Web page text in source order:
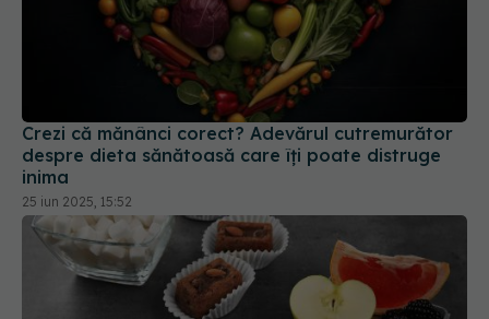
Crezi că mănânci corect? Adevărul cutremurător
despre dieta sănătoasă care îți poate distruge
inima
25 iun 2025, 15:52